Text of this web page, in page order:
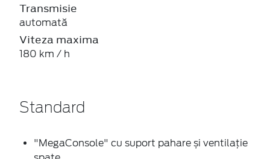
Transmisie
automată
Viteza maxima
180 km / h
Standard
"MegaConsole" cu suport pahare și ventilație